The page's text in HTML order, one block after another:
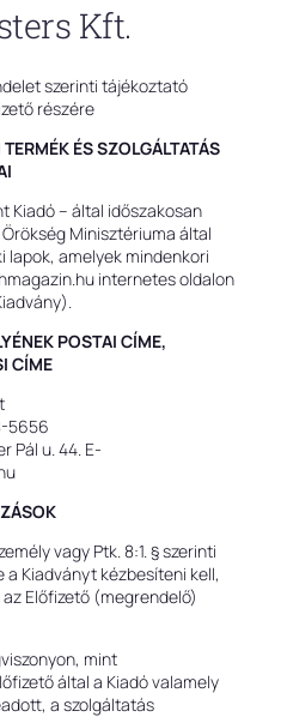
Kft.
szerinti tájékoztató
részére
ÉS SZOLGÁLTATÁS
Kiadó – által időszakosan
Minisztériuma által
amelyek mindenkori
internetes oldalon
POSTAI CÍME,
CÍME
5656
Pál u. 44. E-
vagy Ptk. 8:1. § szerinti
Kiadványt kézbesíteni kell,
Előfizető (megrendelő)
mint
által a Kiadó valamely
a szolgáltatás